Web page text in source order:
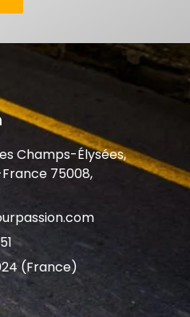
Champs-Élysées,
75008,
(France)